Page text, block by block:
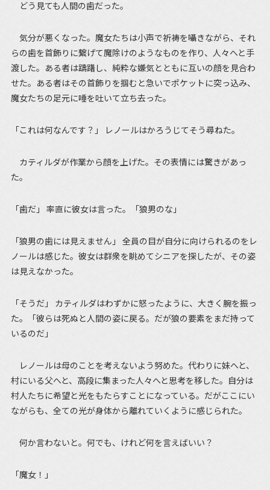
どう見ても人間の歯だった。
気分が悪くなった。魔女たちは小声で祈祷を囁きながら、それ
らの歯を首飾りに繋げて魔除けのようなものを作り、人々へと手
渡した。ある者は躊躇し、純粋な嫌気とともに互いの顔を見合わ
せた。ある者はその首飾りを掴むと急いでポケットに突っ込み、
魔女たちの足元に唾を吐いて立ち去った。
「これは何なんです？」 レノールはかろうじてそう尋ねた。
カティルダが作業から顔を上げた。その表情には驚きがあっ
た。
「歯だ」 率直に彼女は言った。「狼男のな」
「狼男の歯には見えません」 全員の目が自分に向けられるのをレ
ノールは感じた。彼女は群衆を眺めてシニアを探したが、その姿
は見えなかった。
「そうだ」 カティルダはわずかに怒ったように、大きく腕を振っ
た。「彼らは死ぬと人間の姿に戻る。だが狼の要素をまだ持って
いるのだ」
レノールは母のことを考えないよう努めた。代わりに妹へと、
村にいる父へと、高段に集まった人々へと思考を移した。自分は
村人たちに希望と光をもたらすことになっている。だがここにい
ながらも、全ての光が身体から離れていくように感じられた。
何か言わないと。何でも、けれど何を言えばいい？
「魔女！」